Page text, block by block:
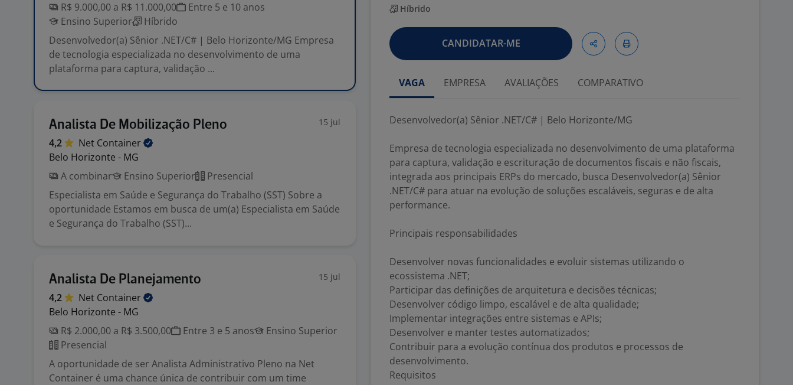
R$ 9.000,00 a R$ 11.000,00
Entre 5 e 10 anos
Ensino Superior
Híbrido
Desenvolvedor(a) Sênior .NET/C# | Belo Horizonte/MG Empresa
de tecnologia especializada no desenvolvimento de uma
plataforma para captura, validação ...
Analista De Mobilização Pleno 15 jul
4,2 Net Container
Belo Horizonte - MG
A combinar
Ensino Superior
Presencial
Especialista em Saúde e Segurança do Trabalho (SST) Sobre a
oportunidade Estamos em busca de um(a) Especialista em Saúde
e Segurança do Trabalho (SST)...
Analista De Planejamento 15 jul
4,2 Net Container
Belo Horizonte - MG
R$ 2.000,00 a R$ 3.500,00
Entre 3 e 5 anos
Ensino Superior
Presencial
A oportunidade de ser Analista Administrativo Pleno na Net
Container é uma chance única de contribuir com um time
Híbrido
CANDIDATAR-ME
VAGA EMPRESA AVALIAÇÕES COMPARATIVO
Desenvolvedor(a) Sênior .NET/C# | Belo Horizonte/MG
Empresa de tecnologia especializada no desenvolvimento de uma plataforma
para captura, validação e escrituração de documentos fiscais e não fiscais,
integrada aos principais ERPs do mercado, busca Desenvolvedor(a) Sênior
.NET/C# para atuar na evolução de soluções escaláveis, seguras e de alta
performance.
Principais responsabilidades
Desenvolver novas funcionalidades e evoluir sistemas utilizando o
ecossistema .NET;
Participar das definições de arquitetura e decisões técnicas;
Desenvolver código limpo, escalável e de alta qualidade;
Implementar integrações entre sistemas e APIs;
Desenvolver e manter testes automatizados;
Contribuir para a evolução contínua dos produtos e processos de
desenvolvimento.
Requisitos